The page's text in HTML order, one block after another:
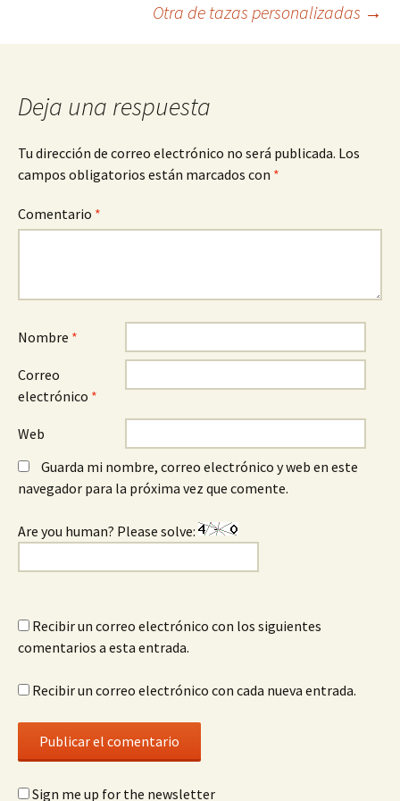
de
entradas
Otra de tazas personalizadas →
Deja una respuesta
Tu dirección de correo electrónico no será publicada. Los
campos obligatorios están marcados con *
Comentario *
Nombre *
Correo
electrónico *
Web
Guarda mi nombre, correo electrónico y web en este
navegador para la próxima vez que comente.
Are you human? Please solve:
Recibir un correo electrónico con los siguientes
comentarios a esta entrada.
Recibir un correo electrónico con cada nueva entrada.
Sign me up for the newsletter